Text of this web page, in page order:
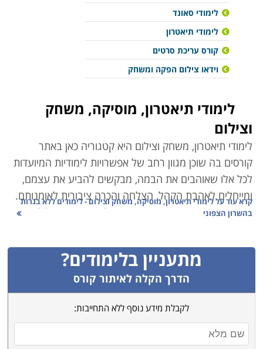
לימודי סאונד
לימודי תיאטרון
קורס עריכת סרטים
וידאו צילום הפקה ומשחק
לימודי תיאטרון, מוסיקה, משחק
וצילום
לימודי תיאטרון, משחק וצילום היא קטגוריה כאן באתר
קורסים בה שוכן מגוון רחב של אפשרויות לימודיות המיועדות
לכל אלו שאוהבים את הבמה, מבקשים להביע את עצמם,
ומייחלים לאהבת הקהל, הצלחה והכרה ציבורית לאומנותם.
בין העמודים הבאים תמצאו שפע של הכשרות ומסלולי
כולם הוא הבמה ותעשיית הבידור. הקטגוריה מחולקת
למספר התמחויות משנה על פי המפתח הבא:
קורס צילום
אין היום אף אחד שלא יוכל לנצל את התועלות הנרכשות
בקורסי הצילום בקטגוריה זו, בין אם ברצונו להפוך לצלם
מקצועי ולרכוש הכשרה ברמה הגבוהה ביותר, ובין אם
קרא עוד עללימודי תיאטרון, מוסיקה, משחק וצילום - לימודים ללא בגרות
בהשרון הצפוני
מתעניין בלימודים?
הדרך הקלה לאיתור קורס
לקבלת מידע נוסף ללא התחייבות: